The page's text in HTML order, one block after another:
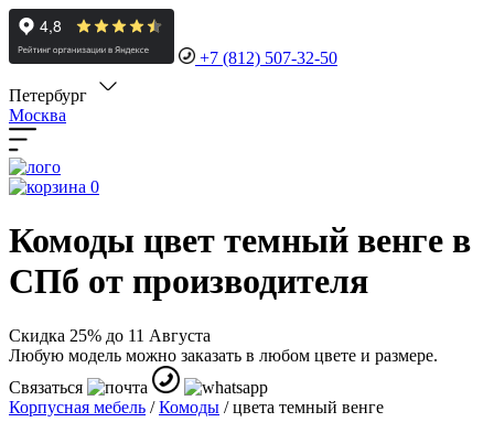
+7 (812) 507-32-50
Петербург
Москва
0
Комоды цвет темный венге в
СПб от производителя
Скидка 25% до 11 Августа
Любую модель можно заказать в любом цвете и размере.
Связаться
Корпусная мебель /Комоды /цвета темный венге